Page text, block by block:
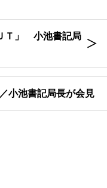
Ｔ」 小池書記局
小池書記局長が会見